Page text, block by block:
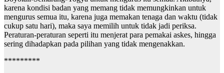
karena kondisi badan yang memang tidak memungkinkan untuk
mengurus semua itu, karena juga memakan tenaga dan waktu (tidak
cukup satu hari), maka saya memilih untuk tidak jadi periksa.
Peraturan-peraturan seperti itu menjerat para pemakai askes, hingga
sering dihadapkan pada pilihan yang tidak mengenakkan.
*********